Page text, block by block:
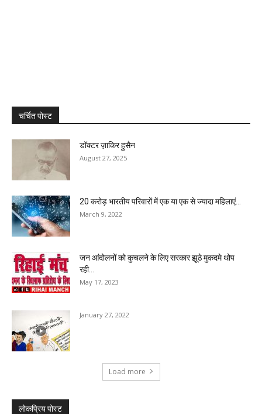
चर्चित पोस्ट
डॉक्टर ज़ाकिर हुसैन
August 27, 2025
20 करोड़ भारतीय परिवारों में एक या एक से ज्यादा महिलाएं...
March 9, 2022
जन आंदोलनों को कुचलने के लिए सरकार झूठे मुकदमे थोप
रही...
May 17, 2023
January 27, 2022
Load more
लोकप्रिय पोस्ट